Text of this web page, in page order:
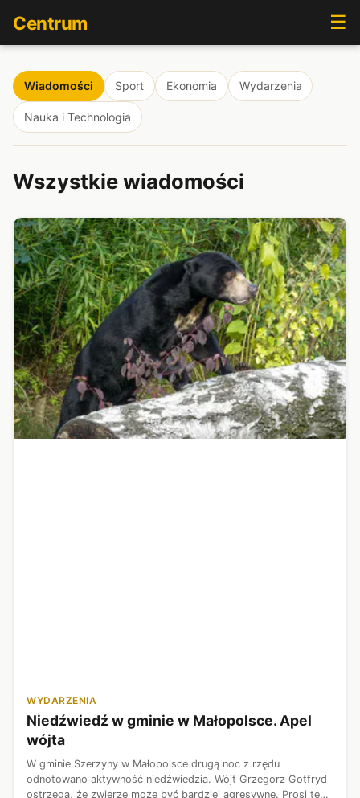
Centrum ☰
Wiadomości Sport Ekonomia Wydarzenia
Nauka i Technologia
Wszystkie wiadomości
WYDARZENIA
Niedźwiedź w gminie w Małopolsce. Apel
wójta
W gminie Szerzyny w Małopolsce drugą noc z rzędu
odnotowano aktywność niedźwiedzia. Wójt Grzegorz Gotfryd
ostrzega, że zwierzę może być bardziej agresywne. Prosi też